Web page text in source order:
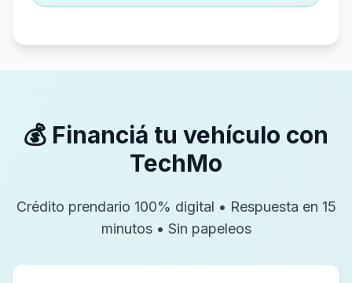
💰 Financiá tu vehículo con
TechMo
Crédito prendario 100% digital • Respuesta en 15
minutos • Sin papeleos